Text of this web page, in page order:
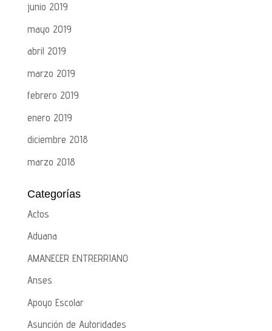
junio 2019
mayo 2019
abril 2019
marzo 2019
febrero 2019
enero 2019
diciembre 2018
marzo 2018
Categorías
Actos
Aduana
AMANECER ENTRERRIANO
Anses
Apoyo Escolar
Asunción de Autoridades